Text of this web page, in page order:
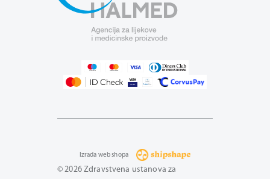
© 2026 Zdravstvena ustanova za
Izrada web shopa